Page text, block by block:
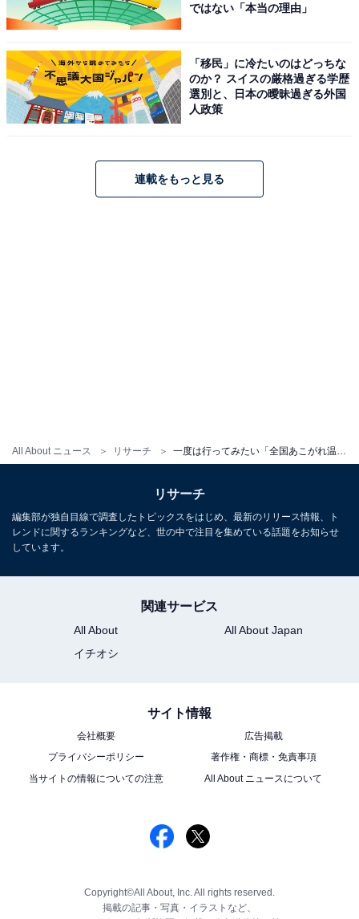
All About ニュース リサーチ 一度は行ってみたい「全国あこがれ温泉地」ランキング！ 2位は山形「銀山温泉」、では1位は？
ではない「本当の理由」
「移民」に冷たいのはどっちな
のか？ スイスの厳格過ぎる学歴
選別と、日本の曖昧過ぎる外国
人政策
連載をもっと見る
リサーチ
編集部が独自目線で調査したトピックスをはじめ、最新のリリース情報、ト
レンドに関するランキングなど、世の中で注目を集めている話題をお知らせ
しています。
関連サービス
All About
All About Japan
イチオシ
サイト情報
会社概要
広告掲載
プライバシーポリシー
著作権・商標・免責事項
当サイトの情報についての注意
All About ニュースについて
Copyright©All About, Inc. All rights reserved.
掲載の記事・写真・イラストなど、